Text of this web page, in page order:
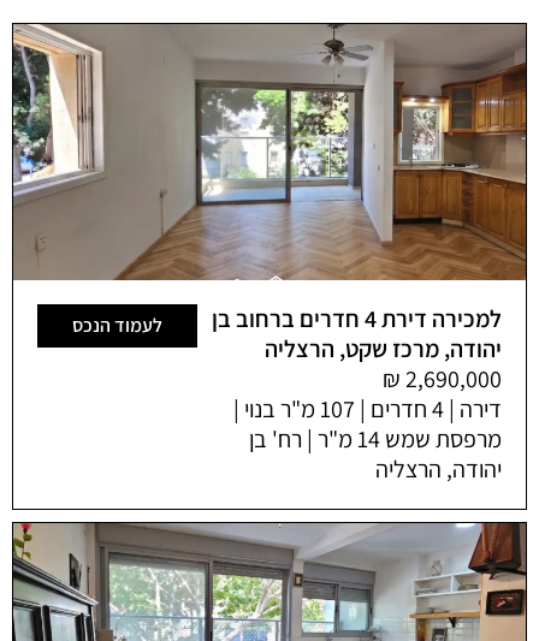
למכירה דירת 4 חדרים ברחוב בן
יהודה, מרכז שקט, הרצליה
דירה | 4 חדרים | 107 מ"ר בנוי |
מרפסת שמש 14 מ"ר | רח' בן
יהודה, הרצליה
לעמוד הנכס